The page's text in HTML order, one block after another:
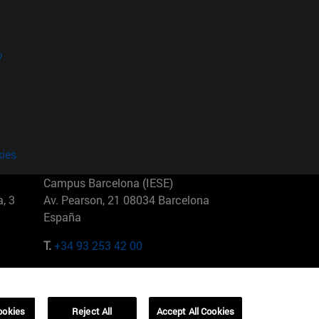
3
Campus Barcelona (IESE)
Av. Pearson, 21 08034 Barcelona
España
T.+34 93 253 42 00
01321001 Bela Vista Brasil
Reject All Accept All Cookies